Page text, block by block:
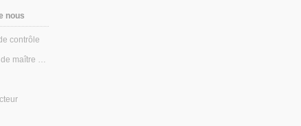
nous
contrôle
Conseillers de maître d'ouvrage